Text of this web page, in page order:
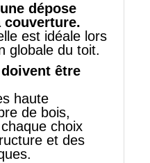
dépose
couverture.
est idéale lors
globale du toit.
être
haute
de bois,
choix
et des